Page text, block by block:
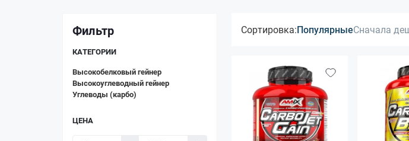
Фильтр
КАТЕГОРИИ
Высокобелковый гейнер
Высокоуглеводный гейнер
Углеводы (карбо)
ЦЕНА
Сортировка:ПопулярныеСначала